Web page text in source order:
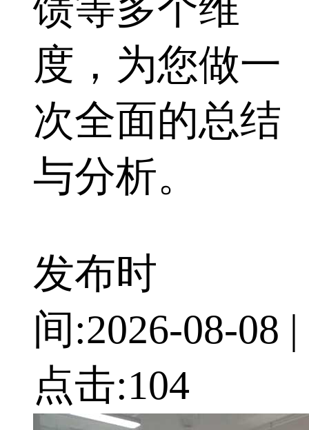
馈等多个维
度，为您做一
次全面的总结
与分析。
发布时
间:2026-08-08 |
点击:104